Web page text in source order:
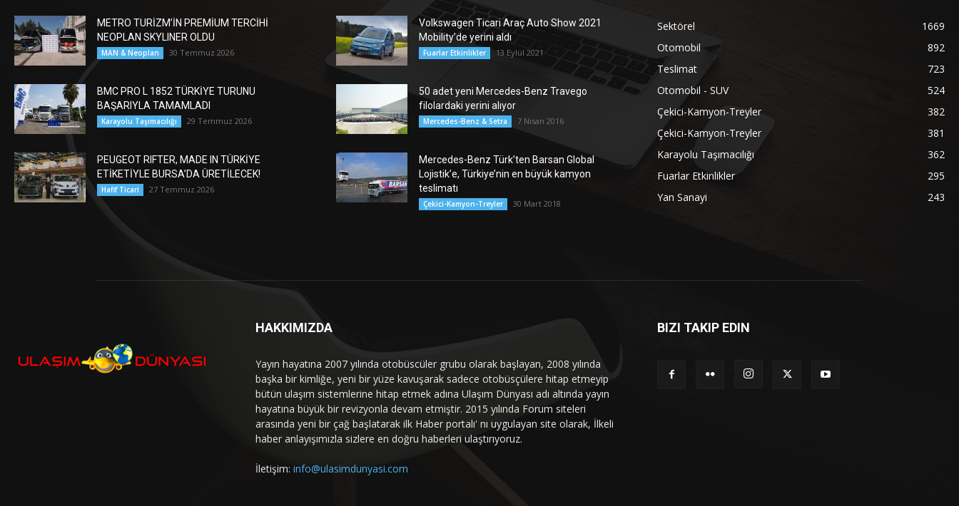
METRO TURİZM’İN PREMİUM TERCİHİ
NEOPLAN SKYLINER OLDU
MAN & Neoplan 30 Temmuz 2026
BMC PRO L 1852 TÜRKİYE TURUNU
BAŞARIYLA TAMAMLADI
Karayolu Taşımacılığı 29 Temmuz 2026
PEUGEOT RIFTER, MADE IN TÜRKİYE
ETİKETİYLE BURSA’DA ÜRETİLECEK!
Hafif Ticari 27 Temmuz 2026
Volkswagen Ticari Araç Auto Show 2021
Mobility’de yerini aldı
Fuarlar Etkinlikler 13 Eylül 2021
50 adet yeni Mercedes-Benz Travego
filolardaki yerini alıyor
Mercedes-Benz & Setra 7 Nisan 2016
Mercedes-Benz Türk’ten Barsan Global
Lojistik’e, Türkiye’nin en büyük kamyon
teslimatı
Çekici-Kamyon-Treyler 30 Mart 2018
Sektörel
1669
Otomobil
892
Teslimat
723
Otomobil - SUV
524
Çekici-Kamyon-Treyler
382
Çekici-Kamyon-Treyler
381
Karayolu Taşımacılığı
362
Fuarlar Etkinlikler
295
Yan Sanayi
243
HAKKIMIZDA
Yayın hayatına 2007 yılında otobüscüler grubu olarak başlayan, 2008 yılında
başka bir kimliğe, yeni bir yüze kavuşarak sadece otobüsçülere hitap etmeyip
bütün ulaşım sistemlerine hitap etmek adına Ulaşım Dünyası adı altında yayın
hayatına büyük bir revizyonla devam etmiştir. 2015 yılında Forum siteleri
arasında yeni bir çağ başlatarak ilk Haber portalı' nı uygulayan site olarak, İlkeli
haber anlayışımızla sizlere en doğru haberleri ulaştırıyoruz.
İletişim: info@ulasimdunyasi.com
BIZI TAKIP EDIN